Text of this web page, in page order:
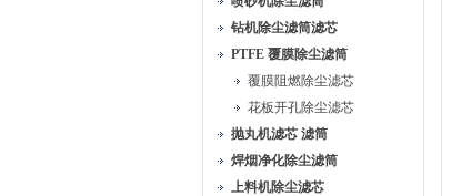
钻机除尘滤筒滤芯
PTFE 覆膜除尘滤筒
覆膜阻燃除尘滤芯
花板开孔除尘滤芯
抛丸机滤芯 滤筒
焊烟净化除尘滤筒
上料机除尘滤芯